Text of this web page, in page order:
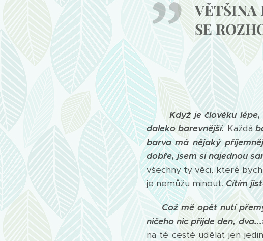
VĚTŠINA
SE
Když je člověku lépe,
daleko barevnější.Každá
barva má nějaký
dobře, jsem si najednou
všechny ty věci, které
je nemůžu minout.Cítím
Což mě opět nutí
ničeho nic přijde den,
na té cestě udělat jen